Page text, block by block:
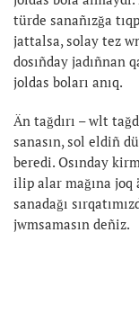
türde sanañızğa
jattalsa, solay tez
dosıñday jadıñnan
joldas boları anıq.
Än tağdırı – wlt
sanasın, sol eldiñ
beredi. Osınday
ilip alar mağına
sanadağı
jwmsamasın deñiz.